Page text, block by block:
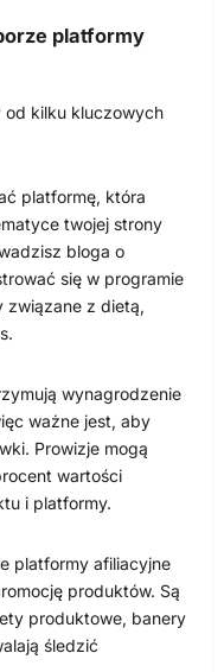
platformy
kilku kluczowych
platformę, która
twojej strony
bloga o
się w programie
związane z dietą,
wynagrodzenie
ważne jest, aby
Prowizje mogą
wartości
i platformy.
platformy afiliacyjne
produktów. Są
produktowe, banery
śledzić